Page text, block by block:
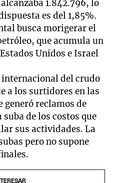
1.842.796, lo
es del 1,85%.
busca morigerar el
que acumula un
Unidos e Israel
del crudo
a los surtidores en las
generó reclamos de
de los costos que
sus actividades. La
pero no supone